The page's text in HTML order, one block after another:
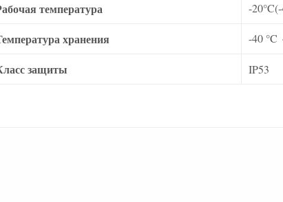
температура -
хранения -40 °C
защиты IP53